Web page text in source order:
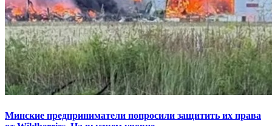
Минские предприниматели попросили защитить их права